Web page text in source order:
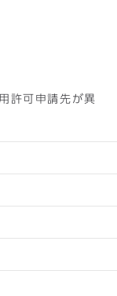
許可申請先が異